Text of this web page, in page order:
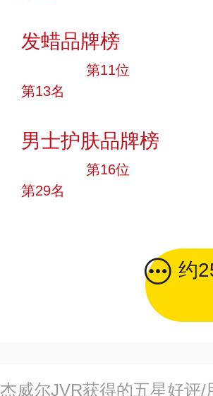
发蜡品牌榜
第11位
第13名
男士护肤品牌榜
第16位
第29名
约
杰威尔JVR获得的五星好评/